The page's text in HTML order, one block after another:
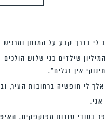
לי בדרך קבע על המותן
שילדים בני שלוש
אין רגלים”.
העיר, ובלי שום עלוקת 12 קילו שיושבת
אני.
בסודי סודות מפוקפקים.